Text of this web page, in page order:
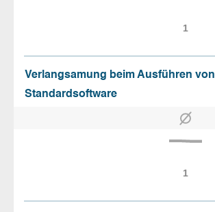
Verlangsamung beim Ausführen von
Standardsoftware